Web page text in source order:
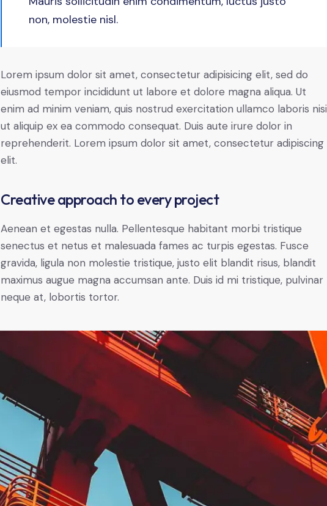
non, molestie nisl.
Lorem ipsum dolor sit amet, consectetur adipisicing elit, sed do
eiusmod tempor incididunt ut labore et dolore magna aliqua. Ut
enim ad minim veniam, quis nostrud exercitation ullamco laboris nisi
ut aliquip ex ea commodo consequat. Duis aute irure dolor in
reprehenderit. Lorem ipsum dolor sit amet, consectetur adipiscing
elit.
Creative approach to every project
Aenean et egestas nulla. Pellentesque habitant morbi tristique
senectus et netus et malesuada fames ac turpis egestas. Fusce
gravida, ligula non molestie tristique, justo elit blandit risus, blandit
maximus augue magna accumsan ante. Duis id mi tristique, pulvinar
neque at, lobortis tortor.